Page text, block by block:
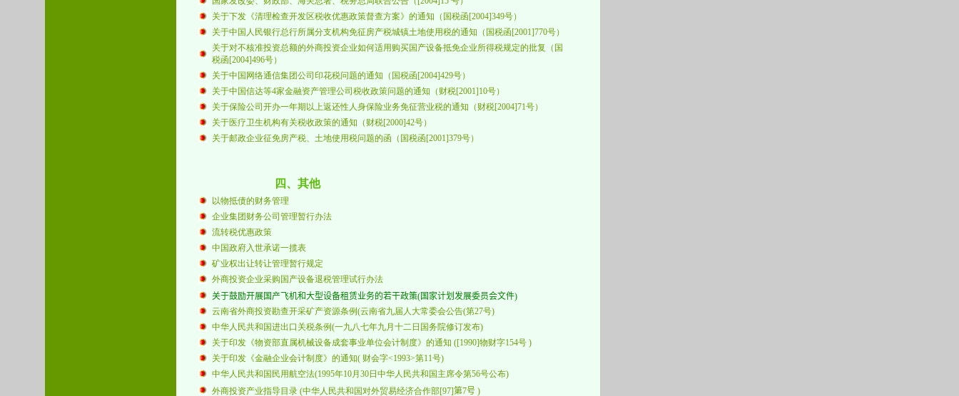
关于下发《清理检查开发区税收优惠政策督查方案》的通知（ 国税函[2004]349号）
关于中国人民银行总行所属分支机构免征房产税城镇土地使用税的通知（ 国税函[2001]770号）
关于对不核准投资总额的外商投资企业如何适用购买国产设备抵免企业所得税规定的批复（ 国
税函[2004]496号）
关于中国网络通信集团公司印花税问题的通知（ 国税函[2004]429号）
关于中国信达等4家金融资产管理公司税收政策问题的通知（ 财税[2001]10号）
关于保险公司开办一年期以上返还性人身保险业务免征营业税的通知（ 财税[2004]71号）
关于医疗卫生机构有关税收政策的通知（ 财税[2000]42号）
关于邮政企业征免房产税、土地使用税问题的函（ 国税函[2001]379号）
四、其他
以物抵债的财务管理
企业集团财务公司管理暂行办法
流转税优惠政策
中国政府入世承诺一揽表
矿业权出让转让管理暂行规定
外商投资企业采购国产设备退税管理试行办法
关于鼓励开展国产飞机和大型设备租赁业务的若干政策(国家计划发展委员会文件)
云南省外商投资勘查开采矿产资源条例(云南省九届人大常委会公告(第27号)
中华人民共和国进出口关税条例(一九八七年九月十二日国务院修订发布)
关于印发《物资部直属机械设备成套事业单位会计制度》的通知 ([1990]物财字154号 )
关于印发《金融企业会计制度》的通知( 财会字<1993>第11号)
中华人民共和国民用航空法(1995年10月30日中华人民共和国主席令第56号公布)
外商投资产业指导目录 (中华人民共和国对外贸易经济合作部[97]第7号)